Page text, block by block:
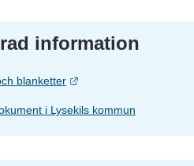
information
blanketter Länk till annan
i Lysekils kommun